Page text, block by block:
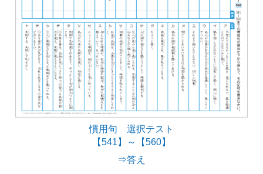
慣用句 選択テスト
【541】～【560】
⇒答え